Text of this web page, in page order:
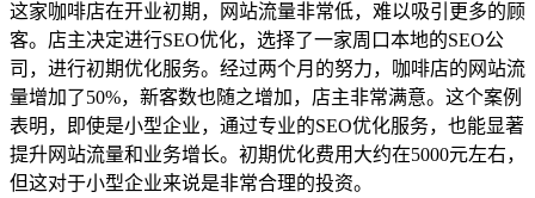
这家咖啡店在开业初期，网站流量非常低，难以吸引更多的顾
客。店主决定进行SEO优化，选择了一家周口本地的SEO公
司，进行初期优化服务。经过两个月的努力，咖啡店的网站流
量增加了50%，新客数也随之增加，店主非常满意。这个案例
表明，即使是小型企业，通过专业的SEO优化服务，也能显著
提升网站流量和业务增长。初期优化费用大约在5000元左右，
但这对于小型企业来说是非常合理的投资。